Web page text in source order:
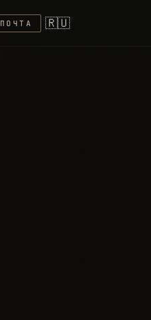
ПОЧТА 🇷🇺